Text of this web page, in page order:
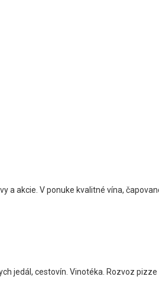
a akcie. V ponuke kvalitné vína,
jedál, cestovín. Vinotéka. Rozvoz